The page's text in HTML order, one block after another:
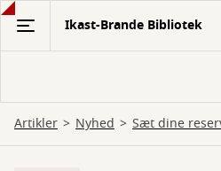
Gå
hovedindhold
Ikast-Brande Bibliotek
Artikler Nyhed Sæt dine